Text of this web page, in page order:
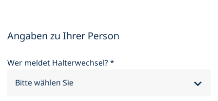
Angaben zu Ihrer Person
Wer meldet Halterwechsel?*